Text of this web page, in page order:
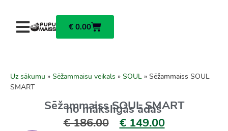
€ 0.00
Uz sākumu » Sēžammaisu veikals » SOUL » Sēžammaiss SOUL
SMART
Sēžammaiss SOUL SMART
no mākslīgās ādas
€186.00 €149.00